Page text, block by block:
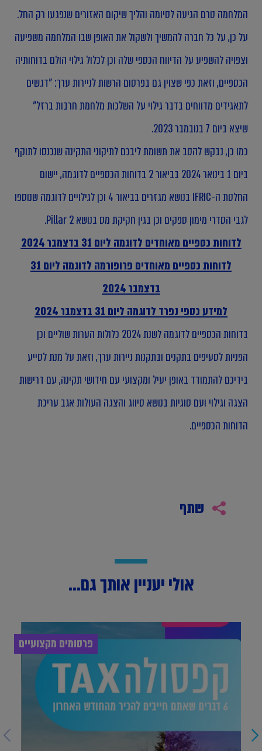
המלחמה טרם הגיעה לסיומה והליך שיקום האזורים שנפגעו רק החל.
על כן, על כל חברה להמשיך ולשקול את האופן שבו המלחמה משפיעה
וצפויה להשפיע על הדיווח הכספי שלה וכן לכלול גילוי הולם בדוחותיה
הכספיים, וזאת כפי שצוין גם בפרסום הרשות לניירות ערך: "דגשים
לתאגידים מדווחים בדבר גילוי על השלכות מלחמת חרבות ברזל"
שיצא ביום 7 בנובמבר 2023.
כמו כן, נבקש להסב את תשומת ליבכם לתיקוני התקינה שנכנסו לתוקף
ביום 1 בינואר 2024 בביאור 2 בדוחות הכספיים לדוגמה, יישום
החלטת ה-IFRIC בנושא מגזרים בביאור 4 וכן לגילויים לדוגמה שנוספו
לגבי הסדרי מימון ספקים וכן בגין חקיקת מס בנושא Pillar 2.
לדוחות כספיים מאוחדים לדוגמה ליום 31 בדצמבר 2024
לדוחות כספיים מאוחדים פרופורמה לדוגמה ליום 31
בדצמבר 2024
למידע כספי נפרד לדוגמה ליום 31 בדצמבר 2024
בדוחות הכספיים לדוגמה לשנת 2024 כלולות הערות שוליים וכן
הפניות לסעיפים בתקנים ובתקנות ניירות ערך, וזאת על מנת לסייע
בידיכם להתמודד באופן יעיל ומקצועי עם חידושי תקינה, עם דרישות
הצגה וגילוי ועם סוגיות בנושא סיווג והצגה העולות אגב עריכת
הדוחות הכספיים.
שתף
אולי יעניין אותך גם...
פרסומים מקצועיים